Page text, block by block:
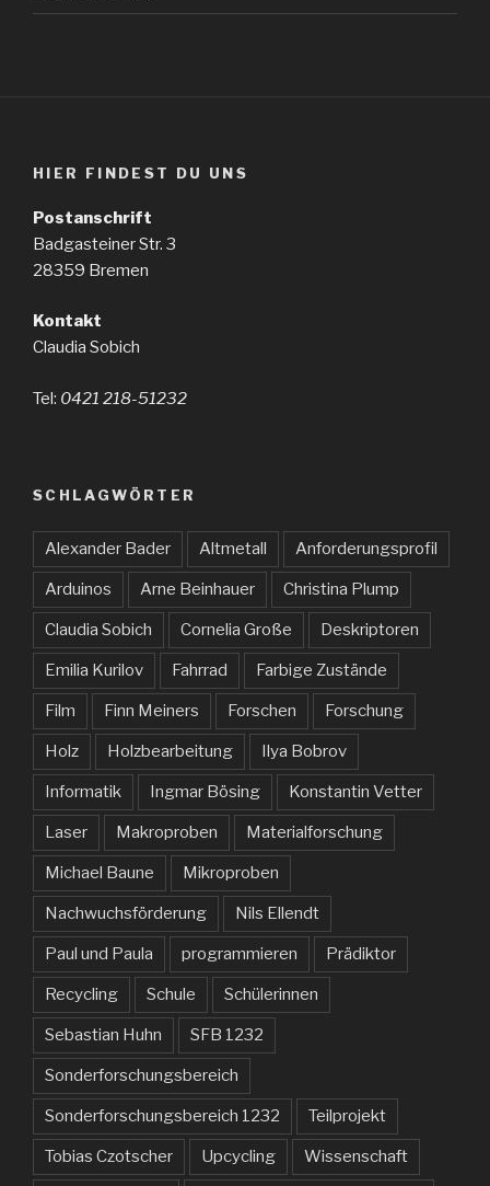
HIER FINDEST DU UNS
Postanschrift
Badgasteiner Str. 3
28359 Bremen
Kontakt
Claudia Sobich
Tel: 0421 218-51232
SCHLAGWÖRTER
Alexander Bader Altmetall Anforderungsprofil
Arduinos Arne Beinhauer Christina Plump
Claudia Sobich Cornelia Große Deskriptoren
Emilia Kurilov Fahrrad Farbige Zustände
Film Finn Meiners Forschen Forschung
Holz Holzbearbeitung Ilya Bobrov
Informatik Ingmar Bösing Konstantin Vetter
Laser Makroproben Materialforschung
Michael Baune Mikroproben
Nachwuchsförderung Nils Ellendt
Paul und Paula programmieren Prädiktor
Recycling Schule Schülerinnen
Sebastian Huhn SFB 1232
Sonderforschungsbereich
Sonderforschungsbereich 1232 Teilprojekt
Tobias Czotscher Upcycling Wissenschaft